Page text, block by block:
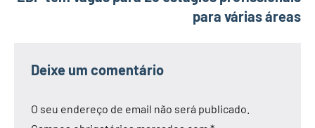
para várias áreas
Deixe um comentário
O seu endereço de email não será publicado.